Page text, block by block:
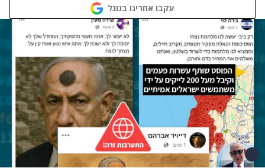
עקבו אחרינו בגוגל